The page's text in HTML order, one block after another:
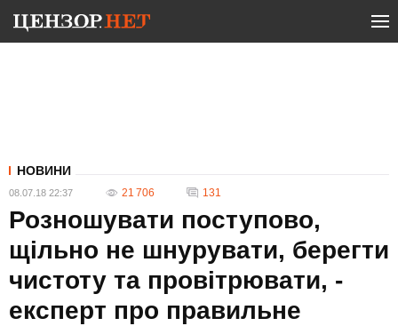
НОВИНИ
08.07.18 22:37 21 706 131
Розношувати поступово,
щільно не шнурувати, берегти
чистоту та провітрювати, -
експерт про правильне